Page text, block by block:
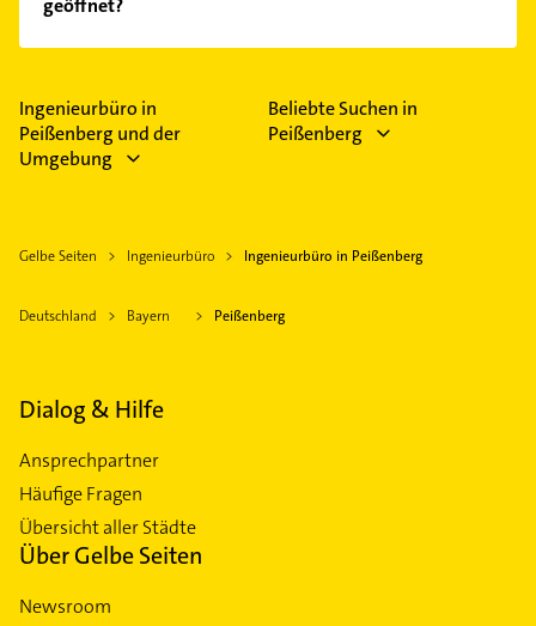
Empfehlungen. Die Suchergebnisse können Sie sich
einfach nachBewertungensortiert anzeigen lassen.
geöffnet?
Im Anbieter-Bereich finden Sie alleÖffnungszeiten.
Feiertagen abweichen können.
Ingenieurbüro in
Peißenberg und der
Umgebung
Beliebte Suchen in
Peißenberg
Gelbe Seiten Ingenieurbüro Ingenieurbüro in Peißenberg
Deutschland Bayern Peißenberg
Dialog & Hilfe
Ansprechpartner
Häufige Fragen
Übersicht aller Städte
Über Gelbe Seiten
Newsroom